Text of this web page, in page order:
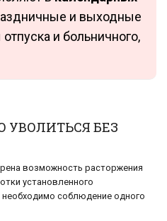
и выходные
и больничного,
БЕЗ
возможность расторжения
установленного
соблюдение одного